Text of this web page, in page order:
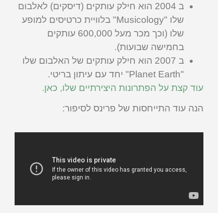
ב 2004 הוא חילק עותקים (דיסקים) לאלבום
שלו "Musicology" בלוויית כרטיסים למופע
שלו (וכך מכר מעל 600,000 עותקים
בחמישה שבועות).
ב 2007 הוא חילק עותקים של האלבום שלו
"Planet Earth" יחד עם עיתון בריטי.
עוד קצת על הפתרונות היצירתיים שלו, כאן.
הנה עוד התייחסות של פרינס לסיפור: